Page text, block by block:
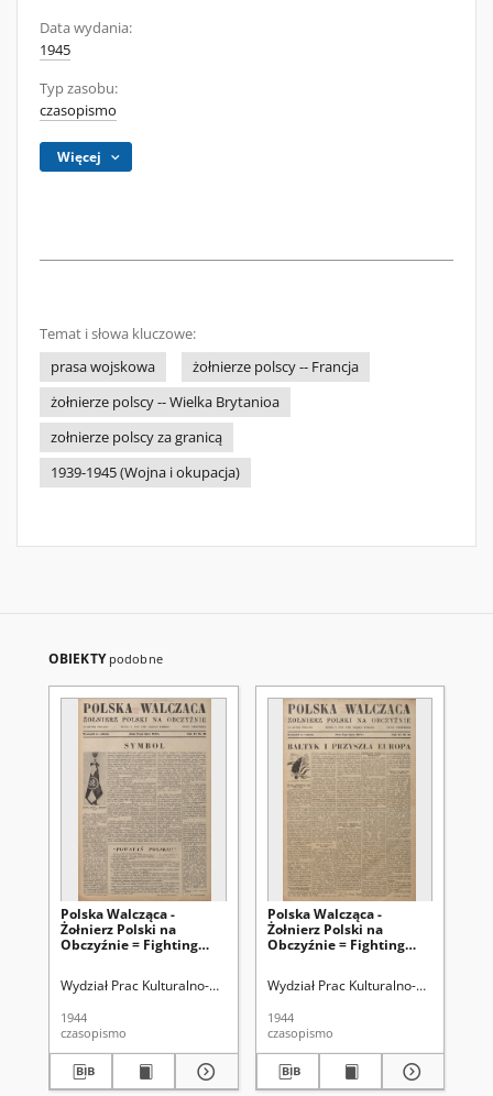
Data wydania:
1945
Typ zasobu:
czasopismo
Więcej
Temat i słowa kluczowe:
prasa wojskowa
żołnierze polscy -- Francja
żołnierze polscy -- Wielka Brytanioa
zołnierze polscy za granicą
1939-1945 (Wojna i okupacja)
OBIEKTY podobne
Polska Walcząca -
Żołnierz Polski na
Obczyźnie = Fighting
(1915 lipca 44)
Wydział Prac Kulturalno-Oświatowych Min. Obr. Narod.
1944
czasopismo
Polska Walcząca -
Żołnierz Polski na
Obczyźnie = Fighting
(8 lipca 1944)
Wydział Prac Kulturalno-
1944
czasopismo